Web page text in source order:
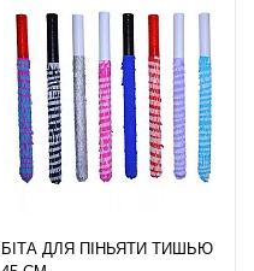
БІТА ДЛЯ ПІНЬЯТИ ТИШЬЮ